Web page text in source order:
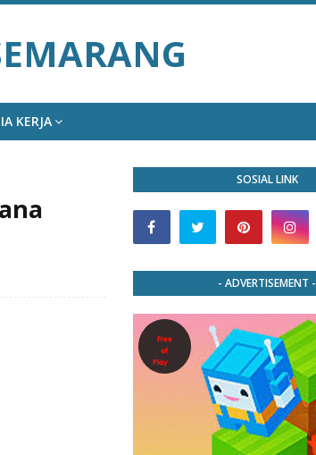
KERJA
SOSIAL LINK
- ADVERTISEMENT -